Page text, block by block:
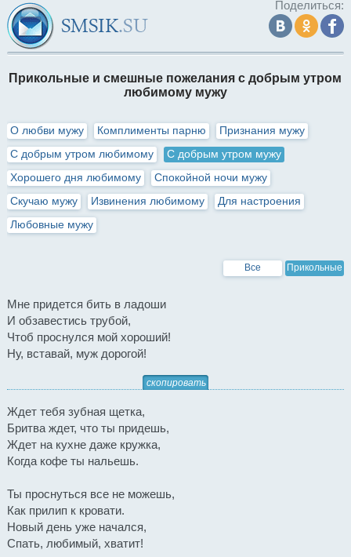
Поделиться:
Прикольные и смешные пожелания с добрым утром
любимому мужу
О любви мужу Комплименты парню
Признания мужу
С добрым утром любимому
С добрым утром мужу
Хорошего дня любимому
Спокойной ночи мужу
Скучаю мужу
Извинения любимому
Для настроения
Любовные мужу
Все Прикольные
Мне придется бить в ладоши
И обзавестись трубой,
Чтоб проснулся мой хороший!
Ну, вставай, муж дорогой!
скопировать
Ждет тебя зубная щетка,
Бритва ждет, что ты придешь,
Ждет на кухне даже кружка,
Когда кофе ты нальешь.
Ты проснуться все не можешь,
Как прилип к кровати.
Новый день уже начался,
Спать, любимый, хватит!